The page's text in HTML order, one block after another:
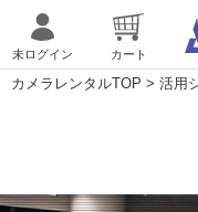
未ログイン カート
カメラレンタルTOP > 活用